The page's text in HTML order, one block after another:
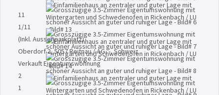
11
1/11
(Inkl. Aussenparkplatz)
Oberdorf 2, 5057 Reitnau / AG, -, Schweiz
VerkauftEigentumswohnung
2
1